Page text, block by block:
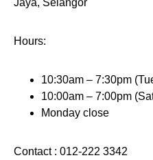
Jaya, Selangor
Hours:
10:30am – 7:30pm
10:00am – 7:00pm
Monday close
Contact : 012-222 3342